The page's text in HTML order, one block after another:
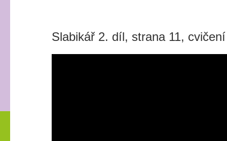
Slabikář 2. díl, strana 11,